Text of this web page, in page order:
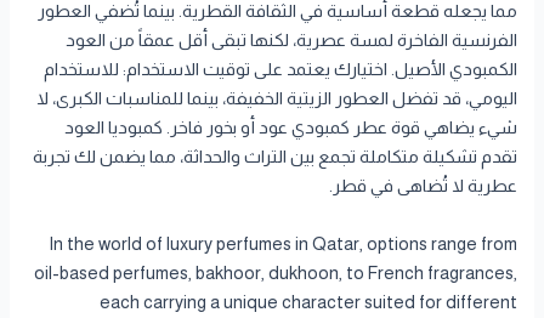
مما يجعله قطعة أساسية في الثقافة القطرية. بينما تُضفي العطور
الفرنسية الفاخرة لمسة عصرية، لكنها تبقى أقل عمقاً من العود
الكمبودي الأصيل. اختيارك يعتمد على توقيت الاستخدام: للاستخدام
اليومي، قد تفضل العطور الزيتية الخفيفة، بينما للمناسبات الكبرى، لا
شيء يضاهي قوة عطر كمبودي عود أو بخور فاخر. كمبوديا العود
تقدم تشكيلة متكاملة تجمع بين التراث والحداثة، مما يضمن لك تجربة
عطرية لا تُضاهى في قطر.
In the world of luxury perfumes in Qatar, options range from
oil-based perfumes, bakhoor, dukhoon, to French fragrances,
each carrying a unique character suited for different